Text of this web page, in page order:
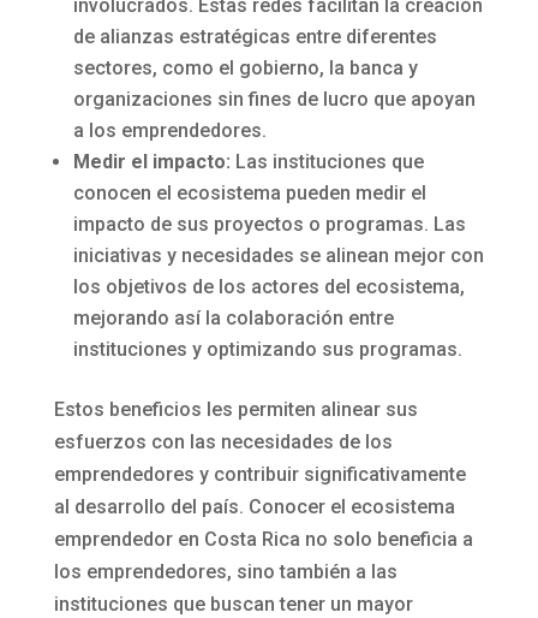
involucrados. Estas redes facilitan la creación
de alianzas estratégicas entre diferentes
sectores, como el gobierno, la banca y
organizaciones sin fines de lucro que apoyan
a los emprendedores.
Medir el impacto: Las instituciones que
conocen el ecosistema pueden medir el
impacto de sus proyectos o programas. Las
iniciativas y necesidades se alinean mejor con
los objetivos de los actores del ecosistema,
mejorando así la colaboración entre
instituciones y optimizando sus programas.
Estos beneficios les permiten alinear sus
esfuerzos con las necesidades de los
emprendedores y contribuir significativamente
al desarrollo del país. Conocer el ecosistema
emprendedor en Costa Rica no solo beneficia a
los emprendedores, sino también a las
instituciones que buscan tener un mayor